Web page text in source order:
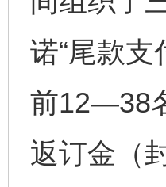
诺“尾款
前12—38
返订金（